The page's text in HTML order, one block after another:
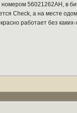
номером 56021262AH, в
Check, а на месте
работает без